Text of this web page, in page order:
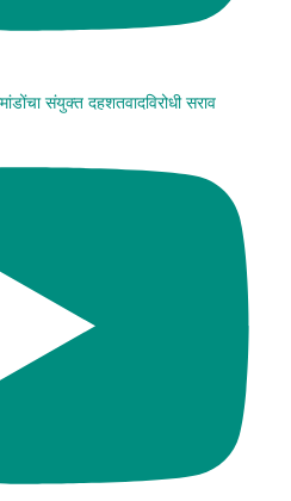
संयुक्त दहशतवादविरोधी सराव